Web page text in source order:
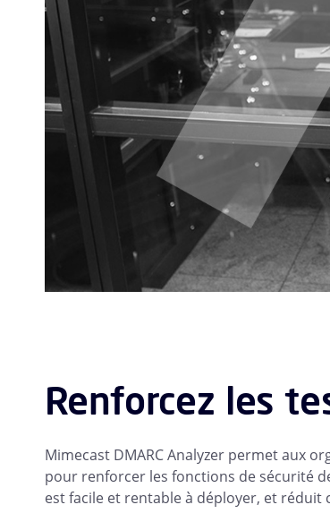
Renforcez les
Mimecast DMARC Analyzer permet aux
pour renforcer les fonctions de sécurité
est facile et rentable à déployer, et réduit